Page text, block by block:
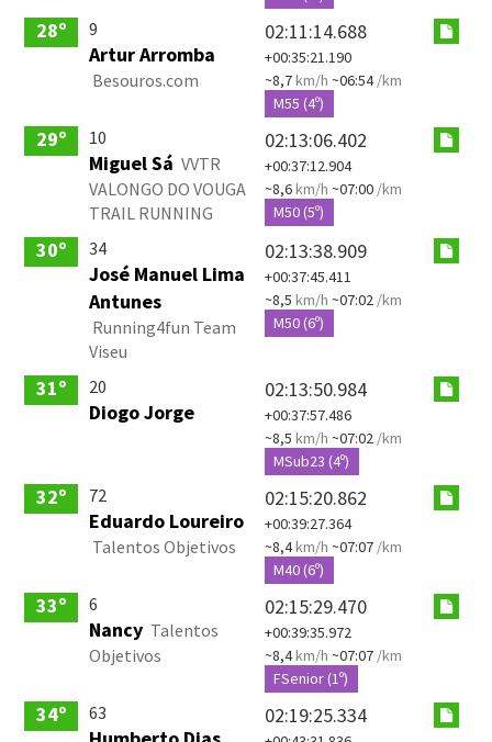
28º 9
Artur Arromba
Besouros.com
02:11:14.688
+00:35:21.190
~8,7km/h ~06:54/km
M55 (4º)
29º 10
Miguel Sá VVTR
VALONGO DO VOUGA
TRAIL RUNNING
02:13:06.402
+00:37:12.904
~8,6km/h ~07:00 /km
M50 (5º)
30º 34
José Manuel Lima
Antunes
Running4fun Team
Viseu
02:13:38.909
+00:37:45.411
~8,5 km/h ~07:02 /km
M50 (6º)
31º 20
Diogo Jorge
02:13:50.984
+00:37:57.486
~8,5 km/h ~07:02 /km
MSub23 (4º)
32º 72
Eduardo Loureiro
Talentos Objetivos
02:15:20.862
+00:39:27.364
~8,4km/h ~07:07 /km
M40 (6º)
33º 6
Nancy Talentos
Objetivos
02:15:29.470
+00:39:35.972
~8,4km/h ~07:07 /km
FSenior (1º)
34º 63 02:19:25.334